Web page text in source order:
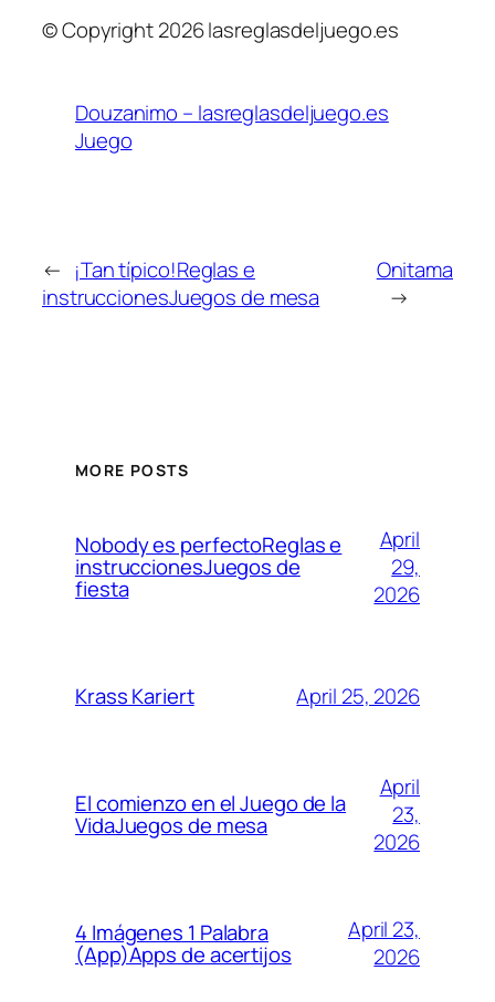
© Copyright 2026 lasreglasdeljuego.es
Douzanimo – lasreglasdeljuego.es
Juego
← ¡Tan típico!Reglas e
instruccionesJuegos de mesa
Onitama
→
MORE POSTS
Nobody es perfectoReglas e
instruccionesJuegos de
fiesta
April
29,
2026
Krass Kariert April 25, 2026
El comienzo en el Juego de la
VidaJuegos de mesa
April
23,
2026
4 Imágenes 1 Palabra
(App)Apps de acertijos
April 23,
2026